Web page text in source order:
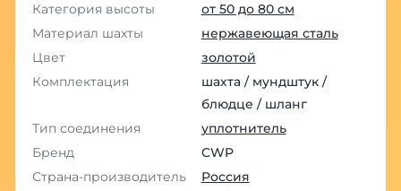
Категория высоты
от 50 до 80 см
Материал шахты
нержавеющая сталь
Цвет
золотой
Комплектация
шахта / мундштук /
блюдце / шланг
Тип соединения
уплотнитель
Бренд
CWP
Страна-производитель
Россия